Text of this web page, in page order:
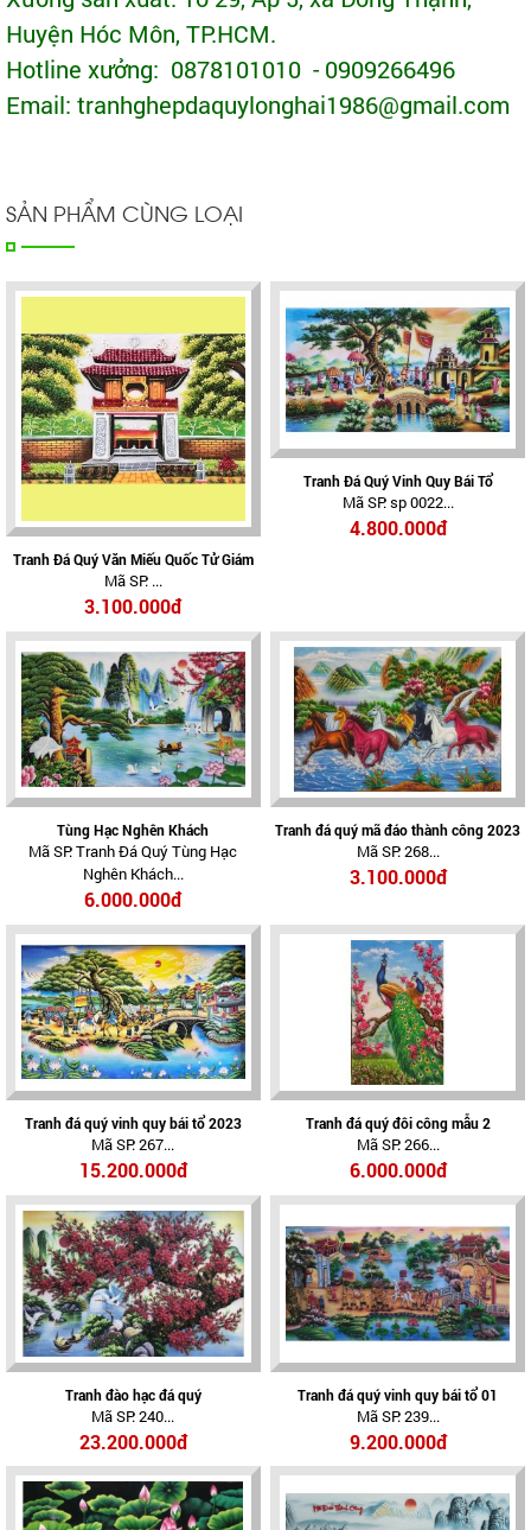
Huyện Hóc Môn, TP.HCM.
Hotline xưởng: 0878101010 - 0909266496
Email: tranhghepdaquylonghai1986@gmail.com
SẢN PHẨM CÙNG LOẠI
Tranh Đá Quý Văn Miếu Quốc Tử Giám
Mã SP: ...
3.100.000đ
Tranh Đá Quý Vinh Quy Bái Tổ
Mã SP: sp 0022...
4.800.000đ
Tùng Hạc Nghên Khách
Mã SP: Tranh Đá Quý Tùng Hạc
Nghên Khách...
6.000.000đ
Tranh đá quý mã đáo thành công 2023
Mã SP: 268...
3.100.000đ
Tranh đá quý vinh quy bái tổ 2023
Mã SP: 267...
15.200.000đ
Tranh đá quý đôi công mẫu 2
Mã SP: 266...
6.000.000đ
Tranh đào hạc đá quý
Mã SP: 240...
23.200.000đ
Tranh đá quý vinh quy bái tổ 01
Mã SP: 239...
9.200.000đ